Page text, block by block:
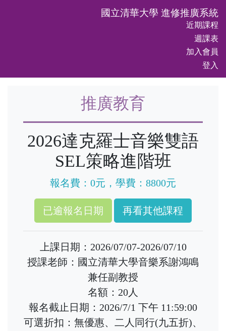
國立清華大學 進修推廣系統
近期課程
週課表
加入會員
登入
推廣教育
2026達克羅士音樂雙語
SEL策略進階班
報名費：0元，學費：8800元
再看其他課程
上課日期：2026/07/07-2026/07/10
授課老師：國立清華大學音樂系謝鴻鳴
兼任副教授
名額：20人
報名截止日期：2026/7/1 下午 11:59:00
可選折扣：無優惠、二人同行(九五折)、